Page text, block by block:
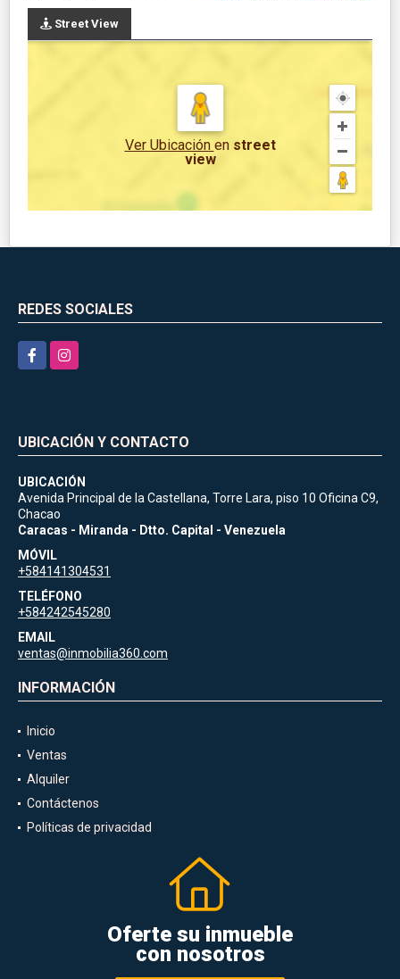
Street View
Ver Ubicación en street
view
REDES SOCIALES
FacebookInstagram
UBICACIÓN Y CONTACTO
UBICACIÓN
Avenida Principal de la Castellana, Torre Lara, piso 10 Oficina C9,
Chacao
Caracas - Miranda - Dtto. Capital - Venezuela
MÓVIL
+584141304531
TELÉFONO
+584242545280
EMAIL
ventas@inmobilia360.com
INFORMACIÓN
Inicio
Ventas
Alquiler
Contáctenos
Políticas de privacidad
Oferte su inmueble
con nosotros